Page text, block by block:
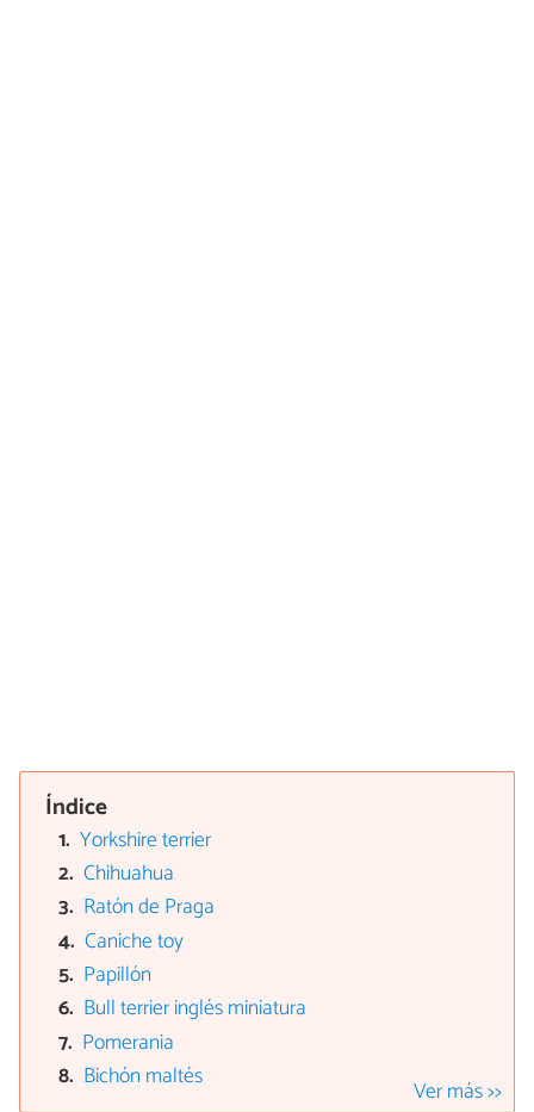
Índice
Yorkshire terrier
Chihuahua
Ratón de Praga
Caniche toy
Papillón
Bull terrier inglés miniatura
Pomerania
Bichón maltés
Ver más >>